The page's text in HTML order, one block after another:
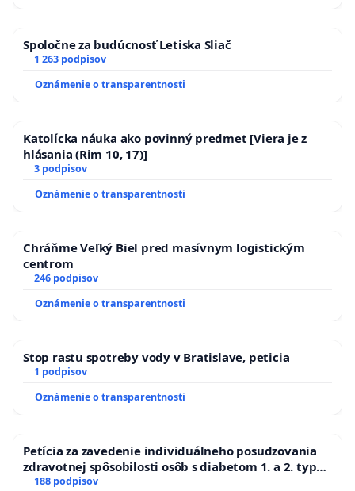
Spoločne za budúcnosť Letiska Sliač
1 263 podpisov
Oznámenie o transparentnosti
Katolícka náuka ako povinný predmet [Viera je z
hlásania (Rim 10, 17)]
3 podpisov
Oznámenie o transparentnosti
Chráňme Veľký Biel pred masívnym logistickým
centrom
246 podpisov
Oznámenie o transparentnosti
Stop rastu spotreby vody v Bratislave, peticia
1 podpisov
Oznámenie o transparentnosti
Petícia za zavedenie individuálneho posudzovania
zdravotnej spôsobilosti osôb s diabetom 1. a 2. typu
pri prijímaní do Policajného zboru SR
188 podpisov